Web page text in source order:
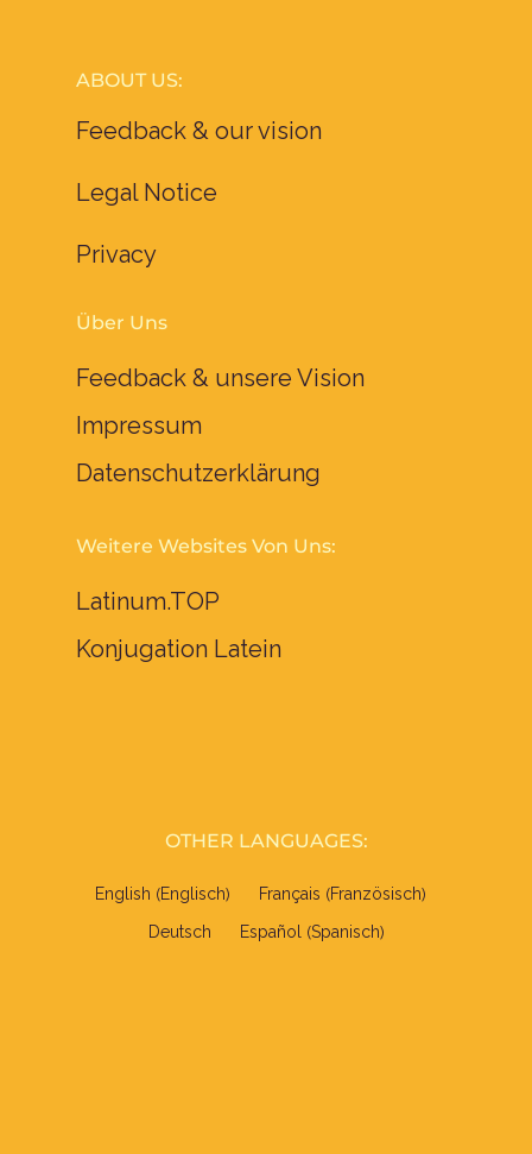
ABOUT US:
Feedback & our vision
Legal Notice
Privacy
Über Uns
Feedback & unsere Vision
Impressum
Datenschutzerklärung
Weitere Websites Von Uns:
Latinum.TOP
Konjugation Latein
OTHER LANGUAGES:
English (Englisch) Français (Französisch)
Deutsch
Español(Spanisch)